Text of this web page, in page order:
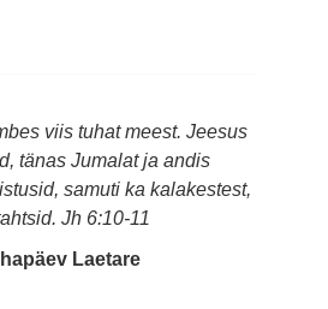
viis tuhat meest. Jeesus
tänas Jumalat ja andis
samuti ka kalakestest,
Jh 6:10-11
Laetare